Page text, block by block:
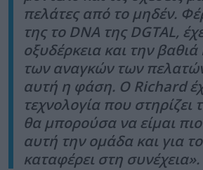
πελάτες από το μηδέν.
της το DNA τηςDGTAL,
οξυδέρκεια και την
των αναγκών των
αυτή η φάση. Ο Richard
τεχνολογία που στηρίζει
θα μπορούσα να είμαι
αυτή την ομάδα και για
καταφέρει στη συνέχεια».